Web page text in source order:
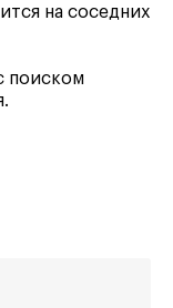
на соседних
поиском